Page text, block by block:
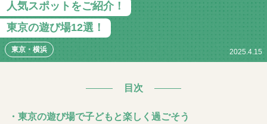
人気スポットをご紹介！
東京の遊び場12選！
東京・横浜 2025.4.15
目次
・東京の遊び場で子どもと楽しく過ごそう